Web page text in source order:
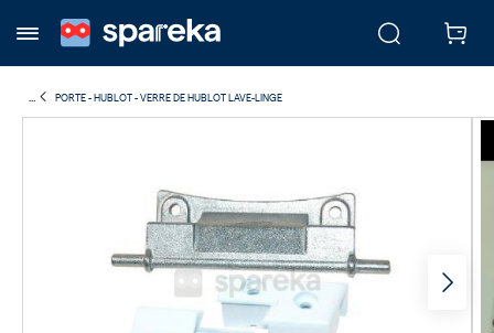
PORTE - HUBLOT - VERRE DE HUBLOT LAVE-LINGE